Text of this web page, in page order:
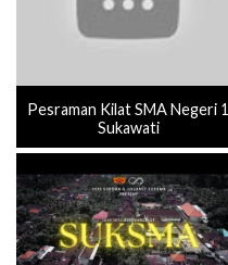
Pesraman Kilat SMA Negeri 1
Sukawati